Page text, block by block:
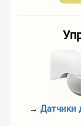
→ Датчики